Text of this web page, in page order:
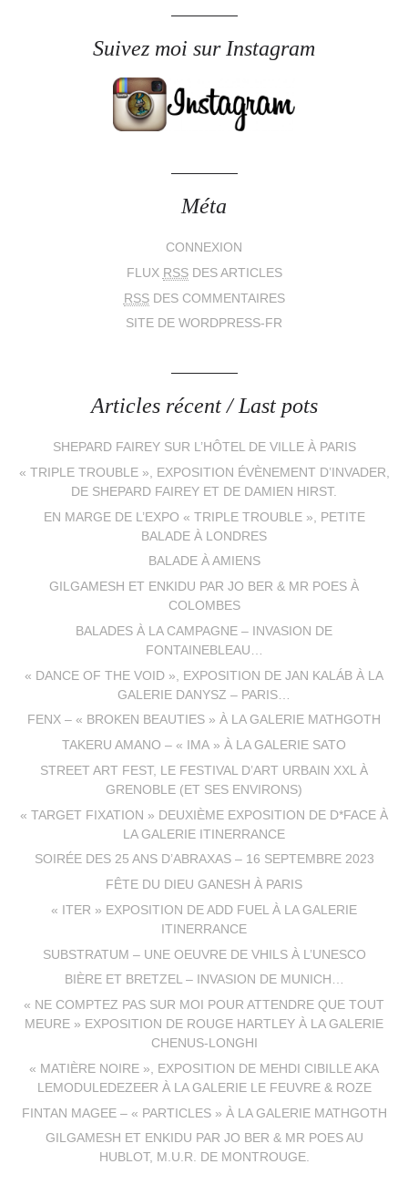
Suivez moi sur Instagram
Méta
CONNEXION
FLUX RSSDES ARTICLES
RSSDES COMMENTAIRES
SITE DE WORDPRESS-FR
Articles récent / Last pots
SHEPARD FAIREY SUR L’HÔTEL DE VILLE À PARIS
« TRIPLE TROUBLE », EXPOSITION ÉVÈNEMENT D’INVADER,
DE SHEPARD FAIREY ET DE DAMIEN HIRST.
EN MARGE DE L’EXPO « TRIPLE TROUBLE », PETITE
BALADE À LONDRES
BALADE À AMIENS
GILGAMESH ET ENKIDU PAR JO BER & MR POES À
COLOMBES
BALADES À LA CAMPAGNE – INVASION DE
FONTAINEBLEAU…
« DANCE OF THE VOID », EXPOSITION DE JAN KALÁB À LA
GALERIE DANYSZ – PARIS…
FENX – « BROKEN BEAUTIES » À LA GALERIE MATHGOTH
TAKERU AMANO – « IMA » À LA GALERIE SATO
STREET ART FEST, LE FESTIVAL D’ART URBAIN XXL À
GRENOBLE (ET SES ENVIRONS)
« TARGET FIXATION » DEUXIÈME EXPOSITION DE D*FACE À
LA GALERIE ITINERRANCE
SOIRÉE DES 25 ANS D’ABRAXAS – 16 SEPTEMBRE 2023
FÊTE DU DIEU GANESH À PARIS
« ITER » EXPOSITION DE ADD FUEL À LA GALERIE
ITINERRANCE
SUBSTRATUM – UNE OEUVRE DE VHILS À L’UNESCO
BIÈRE ET BRETZEL – INVASION DE MUNICH…
« NE COMPTEZ PAS SUR MOI POUR ATTENDRE QUE TOUT
MEURE » EXPOSITION DE ROUGE HARTLEY À LA GALERIE
CHENUS-LONGHI
« MATIÈRE NOIRE », EXPOSITION DE MEHDI CIBILLE AKA
LEMODULEDEZEER À LA GALERIE LE FEUVRE & ROZE
FINTAN MAGEE – « PARTICLES » À LA GALERIE MATHGOTH
GILGAMESH ET ENKIDU PAR JO BER & MR POES AU
HUBLOT, M.U.R. DE MONTROUGE.